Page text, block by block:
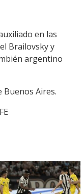
en las
Brailovsky y
argentino
Buenos Aires.